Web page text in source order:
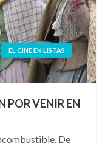
EL CINE EN LISTAS
POR VENIR EN
De